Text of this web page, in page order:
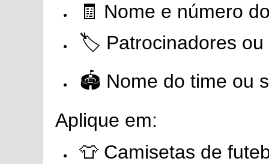
🧾 Nome e número
🏷️ Patrocinadores ou
🏟️ Nome do time ou
Aplique em:
👕 Camisetas de